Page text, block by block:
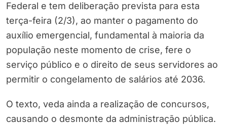
Federal e tem deliberação prevista para esta
terça-feira (2/3), ao manter o pagamento do
auxílio emergencial, fundamental à maioria da
população neste momento de crise, fere o
serviço público e o direito de seus servidores ao
permitir o congelamento de salários até 2036.
O texto, veda ainda a realização de concursos,
causando o desmonte da administração pública.